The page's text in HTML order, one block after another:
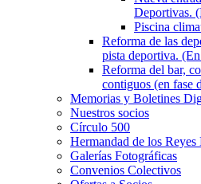
Deportivas.
Piscina
Reforma de las
pista deportiva.
Reforma del bar,
contiguos (en fase
Memorias y Boletines
Nuestros socios
Círculo 500
Hermandad de los Reyes
Galerías Fotográficas
Convenios Colectivos